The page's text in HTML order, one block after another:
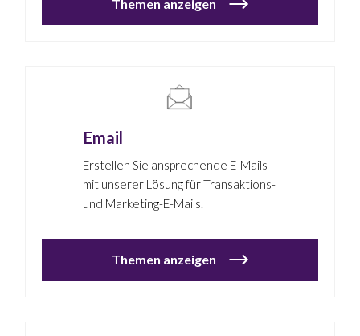
Themen anzeigen
Email
Erstellen Sie ansprechende E-Mails
mit unserer Lösung für Transaktions-
und Marketing-E-Mails.
Themen anzeigen